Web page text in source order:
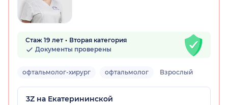
Стаж 19 лет
Вторая категория
Документы проверены
офтальмолог-хирург офтальмолог Взрослый
3Z на Екатерининской